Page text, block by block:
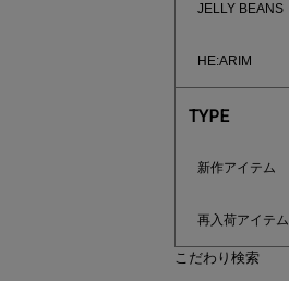
JELLY BEANS
HE:ARIM
TYPE
新作アイテム
再入荷アイテム
こだわり検索